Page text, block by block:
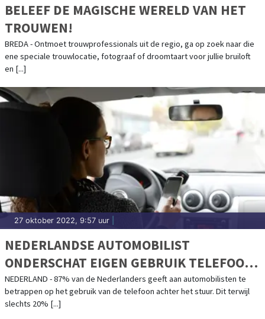
BELEEF DE MAGISCHE WERELD VAN HET
TROUWEN!
BREDA - Ontmoet trouwprofessionals uit de regio, ga op zoek naar die
ene speciale trouwlocatie, fotograaf of droomtaart voor jullie bruiloft
en [...]
27 oktober 2022, 9:57 uur
NEDERLANDSE AUTOMOBILIST
ONDERSCHAT EIGEN GEBRUIK TELEFOON
ACHTER HET STUUR
NEDERLAND - 87% van de Nederlanders geeft aan automobilisten te
betrappen op het gebruik van de telefoon achter het stuur. Dit terwijl
slechts 20% [...]